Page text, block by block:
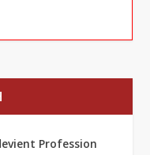
Profession